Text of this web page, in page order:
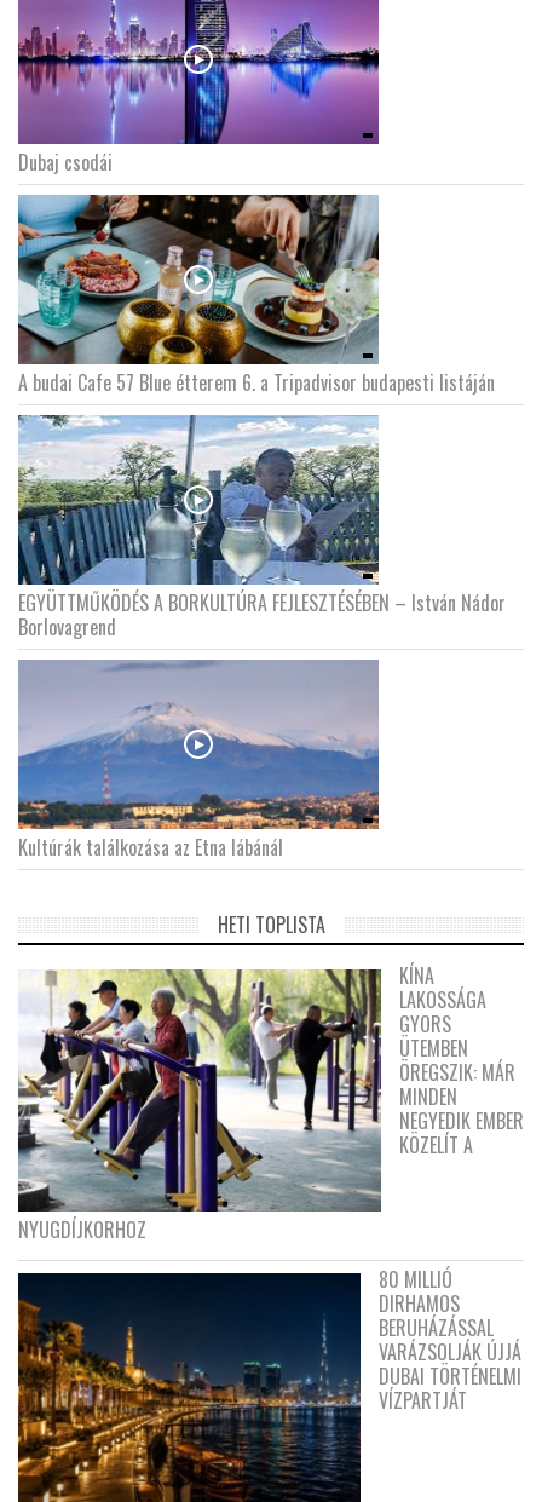
Dubaj csodái
A budai Cafe 57 Blue étterem 6. a Tripadvisor budapesti listáján
EGYÜTTMŰKÖDÉS A BORKULTÚRA FEJLESZTÉSÉBEN – István Nádor
Borlovagrend
Kultúrák találkozása az Etna lábánál
HETI TOPLISTA
KÍNA
LAKOSSÁGA
GYORS
ÜTEMBEN
ÖREGSZIK: MÁR
MINDEN
NEGYEDIK EMBER
KÖZELÍT A
NYUGDÍJKORHOZ
80 MILLIÓ
DIRHAMOS
BERUHÁZÁSSAL
VARÁZSOLJÁK ÚJJÁ
DUBAI TÖRTÉNELMI
VÍZPARTJÁT